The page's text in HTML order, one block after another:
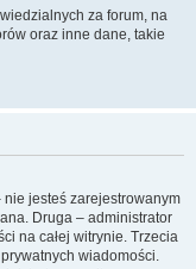
za forum, na
oraz inne dane, takie
nie jesteś zarejestrowanym
Druga – administrator
na całej witrynie. Trzecia
wiadomości.